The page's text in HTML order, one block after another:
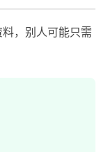
，别人可能只需